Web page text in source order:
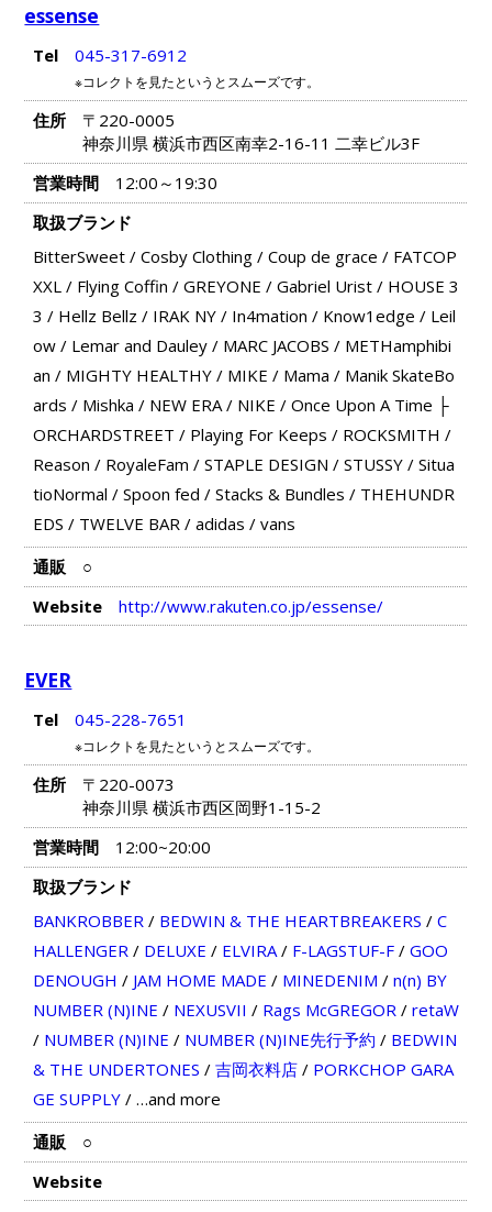
essense
Tel 045-317-6912
※コレクトを見たというとスムーズです。
住所
〒220-0005
神奈川県 横浜市西区南幸2-16-11 二幸ビル3F
営業時間
12:00～19:30
取扱ブランド
BitterSweet/ Cosby Clothing/ Coup de grace / FATCOP
XXL/ Flying Coffin / GREYONE / Gabriel Urist/ HOUSE 3
3 / Hellz Bellz/ IRAK NY / In4mation / Know1edge / Leil
ow/ Lemar and Dauley / MARC JACOBS / METHamphibi
an / MIGHTY HEALTHY/ MIKE / Mama / Manik SkateBo
ards / Mishka / NEW ERA/ NIKE / Once Upon A Time ├
ORCHARDSTREET / Playing For Keeps / ROCKSMITH /
Reason / RoyaleFam / STAPLE DESIGN / STUSSY / Situa
tioNormal / Spoon fed / Stacks & Bundles / THEHUNDR
EDS / TWELVE BAR / adidas / vans
通販
○
Website
http://www.rakuten.co.jp/essense/
EVER
Tel 045-228-7651
※コレクトを見たというとスムーズです。
住所
〒220-0073
神奈川県 横浜市西区岡野1-15-2
営業時間
12:00~20:00
取扱ブランド
BANKROBBER/ BEDWIN & THE HEARTBREAKERS / C
HALLENGER/ DELUXE / ELVIRA/ F-LAGSTUF-F/ GOO
DENOUGH / JAM HOME MADE / MINEDENIM / n(n) BY
NUMBER (N)INE / NEXUSVII / Rags McGREGOR/ retaW
/ NUMBER (N)INE / NUMBER (N)INE先行予約 / BEDWIN
& THE UNDERTONES / 吉岡衣料店/ PORKCHOP GARA
GE SUPPLY/ …and more
通販
○
Website